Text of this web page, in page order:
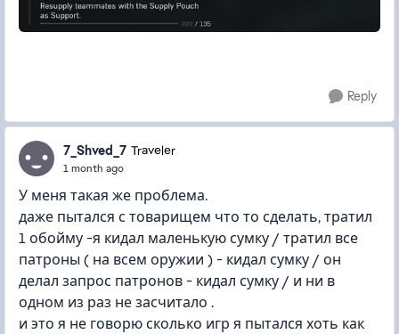
Reply
7_Shved_7 Traveler
1 month ago
У меня такая же проблема.
даже пытался с товарищем что то сделать, тратил
1 обойму -я кидал маленькую сумку / тратил все
патроны ( на всем оружии ) - кидал сумку / он
делал запрос патронов - кидал сумку / и ни в
одном из раз не засчитало .
и это я не говорю сколько игр я пытался хоть как